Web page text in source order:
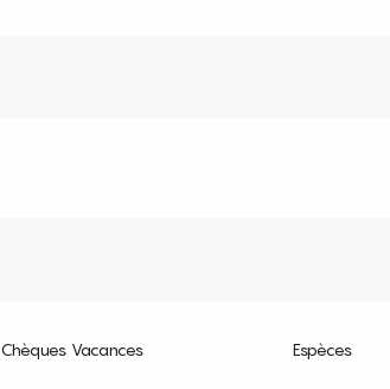
Chèques Vacances Espèces